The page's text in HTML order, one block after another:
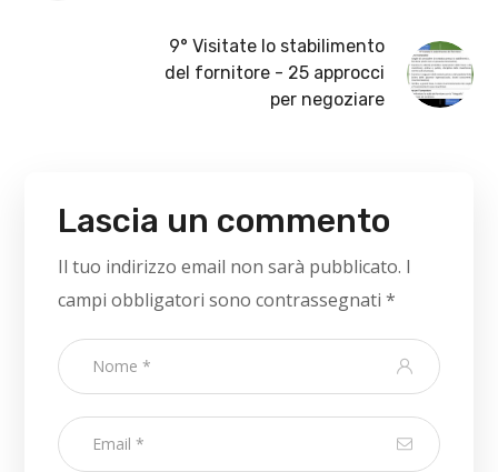
9° Visitate lo stabilimento
del fornitore - 25 approcci
per negoziare
Lascia un commento
Il tuo indirizzo email non sarà pubblicato. I
campi obbligatori sono contrassegnati*